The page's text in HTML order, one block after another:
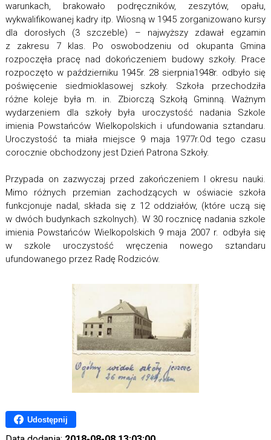
warunkach, brakowało podręczników, zeszytów, opału,
wykwalifikowanej kadry itp. Wiosną w 1945 zorganizowano kursy
dla dorosłych (3 szczeble) – najwyższy zdawał egzamin
z zakresu 7 klas. Po oswobodzeniu od okupanta Gmina
rozpoczęła pracę nad dokończeniem budowy szkoły. Prace
rozpoczęto w październiku 1945r. 28 sierpnia1948r. odbyło się
poświęcenie siedmioklasowej szkoły. Szkoła przechodziła
różne koleje była m. in. Zbiorczą Szkołą Gminną. Ważnym
wydarzeniem dla szkoły była uroczystość nadania Szkole
imienia Powstańców Wielkopolskich i ufundowania sztandaru.
Uroczystość ta miała miejsce 9 maja 1977r.Od tego czasu
corocznie obchodzony jest Dzień Patrona Szkoły.
Przypada on zazwyczaj przed zakończeniem l okresu nauki.
Mimo różnych przemian zachodzących w oświacie szkoła
funkcjonuje nadal, składa się z 12 oddziałów, (które uczą się
w dwóch budynkach szkolnych). W 30 rocznicę nadania szkole
imienia Powstańców Wielkopolskich 9 maja 2007 r. odbyła się
w szkole uroczystość wręczenia nowego sztandaru
ufundowanego przez Radę Rodziców.
Udostępnij